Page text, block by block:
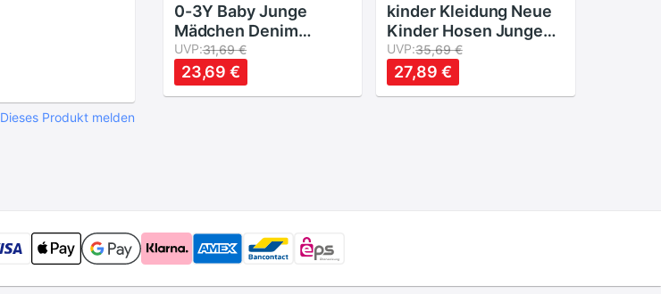
Dieses Produkt melden
0-3Y Baby Junge
Mädchen Denim
Hosen Kleinkind Kind
Bär Sweatpant Jogger
Elastische Böden
UVP:31,69 €
23,69 €
kinder Kleidung Neue
Kinder Hosen Jungen
mädchen denim jeans
Löcher Jeans Frühling
Und Herbst Baumwolle
UVP:35,69 €
27,89 €